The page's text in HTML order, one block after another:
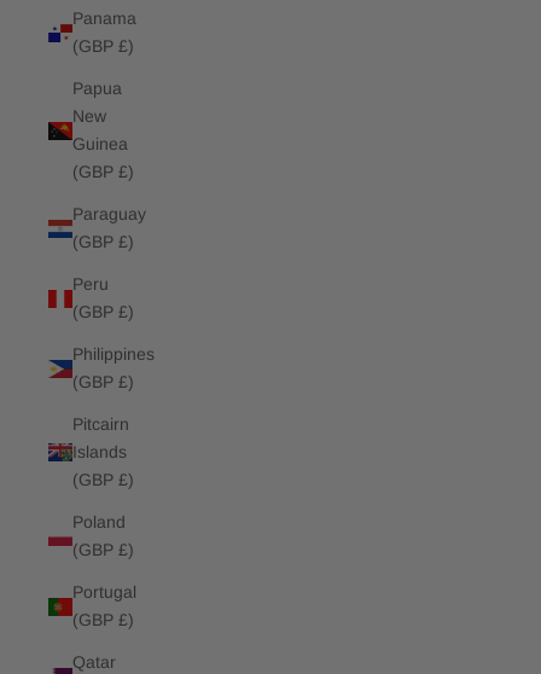
Panama
(GBP £)
Papua
New
Guinea
(GBP £)
Paraguay
(GBP £)
Peru
(GBP £)
Philippines
(GBP £)
Pitcairn
Islands
(GBP £)
Poland
(GBP £)
Portugal
(GBP £)
Qatar